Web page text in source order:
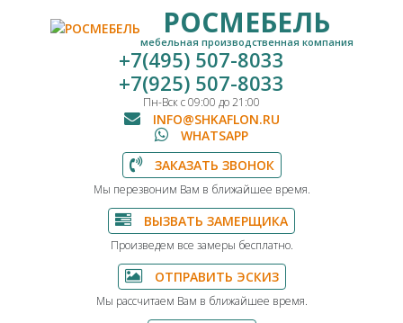
РОСМЕБЕЛЬ
мебельная производственная компания
+7(495) 507-8033
+7(925) 507-8033
Пн-Вск с 09:00 до 21:00
INFO@SHKAFLON.RU
WHATSAPP
ЗАКАЗАТЬ ЗВОНОК
Мы перезвоним Вам в ближайшее время.
ВЫЗВАТЬ ЗАМЕРЩИКА
Произведем все замеры бесплатно.
ОТПРАВИТЬ ЭСКИЗ
Мы рассчитаем Вам в ближайшее время.